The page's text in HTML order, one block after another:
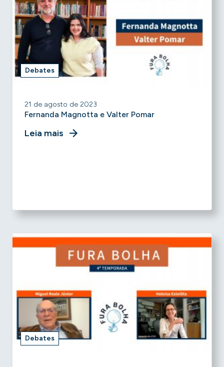
Debates
21 de agosto de 2023
Fernanda Magnotta e Valter Pomar
Leia mais
Debates